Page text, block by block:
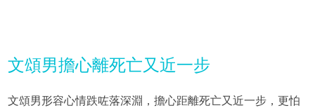
文頌男擔心離死亡又近一步
文頌男形容心情跌咗落深淵，擔心距離死亡又近一步，更怕